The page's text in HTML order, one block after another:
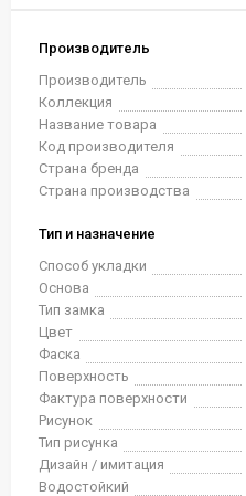
Производитель
Производитель
Коллекция
Название товара
Код производителя
Страна бренда
Страна производства
Тип и назначение
Способ укладки
Основа
Тип замка
Цвет
Фаска
Поверхность
Фактура поверхности
Рисунок
Тип рисунка
Дизайн / имитация
Водостойкий